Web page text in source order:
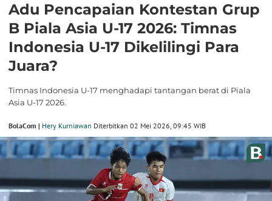
Adu Pencapaian Kontestan Grup
B Piala Asia U-17 2026: Timnas
Indonesia U-17 Dikelilingi Para
Juara?
Timnas Indonesia U-17 menghadapi tantangan berat di Piala
Asia U-17 2026.
BolaCom | Hery Kurniawan Diterbitkan 02 Mei 2026, 09:45 WIB